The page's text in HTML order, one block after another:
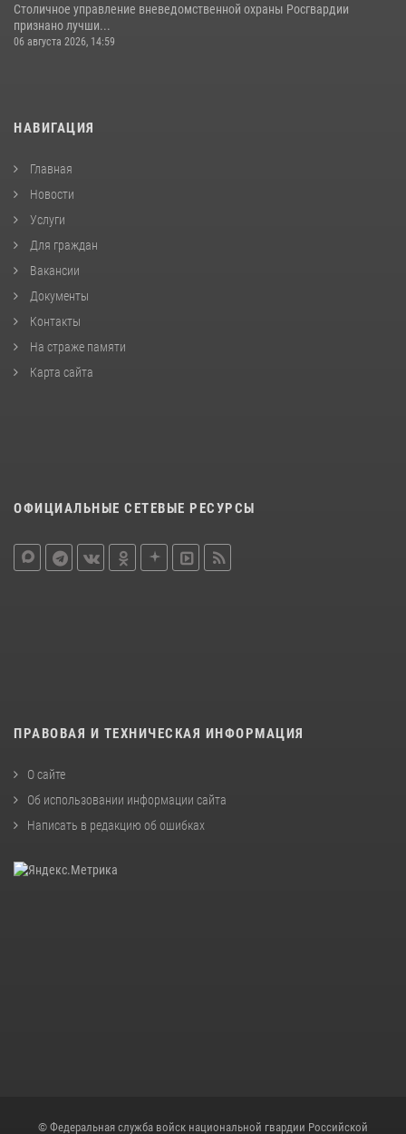
Столичное управление вневедомственной охраны Росгвардии
признано лучши...
06 августа 2026, 14:59
НАВИГАЦИЯ
Главная
Новости
Услуги
Для граждан
Вакансии
Документы
Контакты
На страже памяти
Карта сайта
ОФИЦИАЛЬНЫЕ СЕТЕВЫЕ РЕСУРСЫ
ПРАВОВАЯ И ТЕХНИЧЕСКАЯ ИНФОРМАЦИЯ
О сайте
Об использовании информации сайта
Написать в редакцию об ошибках
© Федеральная служба войск национальной гвардии Российской